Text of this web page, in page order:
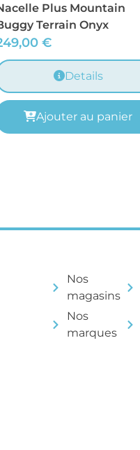
Plus Mountain
Terrain Onyx
€
Details
Ajouter au panier
Nos
magasins
Nos
marques